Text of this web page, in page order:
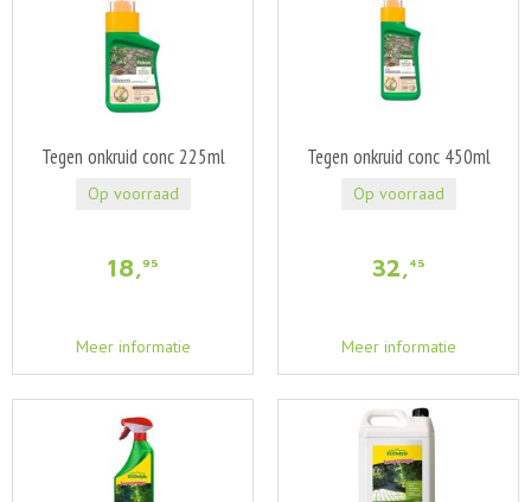
Tegen onkruid conc 225ml
18,95
Meer informatie
Op voorraad
Tegen onkruid conc 450ml
32,45
Meer informatie
Op voorraad